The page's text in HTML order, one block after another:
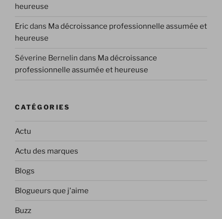
heureuse
Ericdans Ma décroissance professionnelle assumée et
heureuse
Séverine Bernelin dans Ma décroissance
professionnelle assumée et heureuse
CATÉGORIES
Actu
Actu des marques
Blogs
Blogueurs que j'aime
Buzz